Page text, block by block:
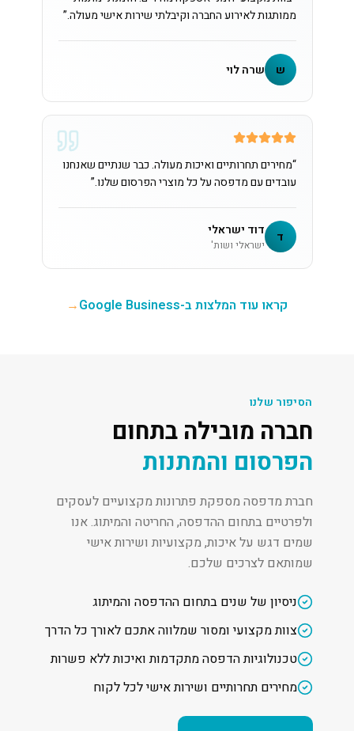
ממותגות לאירוע החברה וקיבלתי שירות אישי מעולה.”
ש שרה לוי
“מחירים תחרותיים ואיכות מעולה. כבר שנתיים שאנחנו
עובדים עם מדפסה על כל מוצרי הפרסום שלנו.”
ד דוד ישראלי
ישראלי ושות'
קראו עוד המלצות ב-Google Business →
הסיפור שלנו
חברה מובילה בתחום
הפרסום והמתנות
חברת מדפסה מספקת פתרונות מקצועיים לעסקים
ולפרטיים בתחום ההדפסה, החריטה והמיתוג. אנו
שמים דגש על איכות, מקצועיות ושירות אישי
שמותאם לצרכים שלכם.
ניסיון של שנים בתחום ההדפסה והמיתוג
צוות מקצועי ומסור שמלווה אתכם לאורך כל הדרך
טכנולוגיות הדפסה מתקדמות ואיכות ללא פשרות
מחירים תחרותיים ושירות אישי לכל לקוח